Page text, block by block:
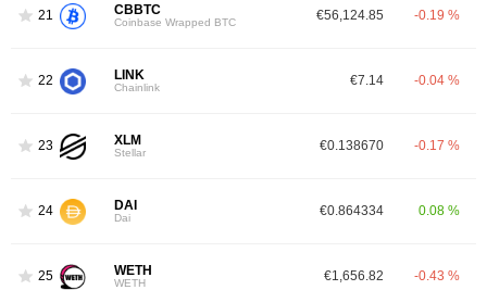
21 CBBTC
Coinbase Wrapped BTC €56,124.85 -0.19 %
22 LINK
Chainlink €7.14 -0.04 %
23 XLM
Stellar €0.138670 -0.17 %
24 DAI
Dai €0.864334 0.08 %
25 WETH
WETH €1,656.82 -0.43 %